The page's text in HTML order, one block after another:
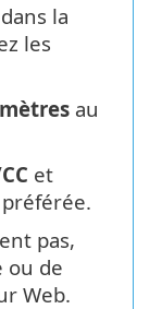
la
les
au
et
pas,
ou de
Web.